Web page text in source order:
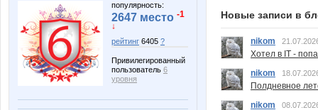
популярность:
2647 место -1
↓
рейтинг 6405 ?
Привилегированный
пользователь 6
уровня
Новые записи в
nikom
Хотел в IT -
nikom
Полдневное
nikom